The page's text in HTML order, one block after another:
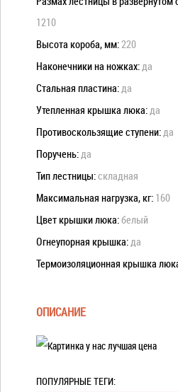
1210
Высота короба, мм:220
Наконечники на ножках:да
Стальная пластина:да
Утепленная крышка люка:да
Противоскользящие ступени:да
Поручень:да
Тип лестницы:складная
Максимальная нагрузка, кг: 160
Цвет крышки люка:белый
Огнеупорная крышка:да
Термоизоляционная крышка
ОПИСАНИЕ
ПОПУЛЯРНЫЕ ТЕГИ: